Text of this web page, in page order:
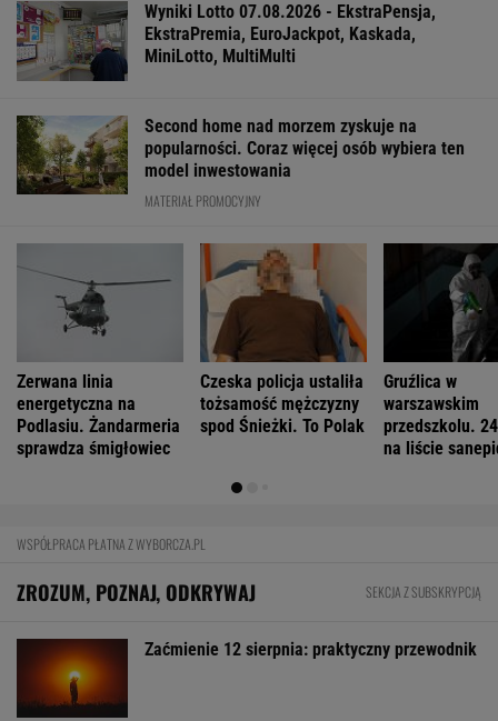
Wyniki Lotto 07.08.2026 - EkstraPensja,
EkstraPremia, EuroJackpot, Kaskada,
MiniLotto, MultiMulti
Second home nad morzem zyskuje na
popularności. Coraz więcej osób wybiera ten
model inwestowania
MATERIAŁ PROMOCYJNY
Zerwana linia
energetyczna na
Podlasiu. Żandarmeria
sprawdza śmigłowiec
Czeska policja ustaliła
tożsamość mężczyzny
spod Śnieżki. To Polak
Gruźlica w
warszawskim
przedszkolu.
na liście
WSPÓŁPRACA PŁATNA Z WYBORCZA.PL
ZROZUM, POZNAJ, ODKRYWAJ SEKCJA Z SUBSKRYPCJĄ
Zaćmienie 12 sierpnia: praktyczny przewodnik